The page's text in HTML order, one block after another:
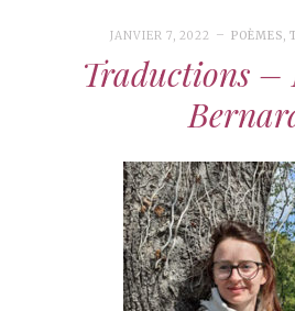
JANVIER 7, 2022 POÈMES,
Traductions –